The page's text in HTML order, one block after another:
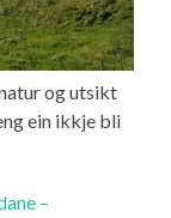
og utsikt
ein ikkje bli
–